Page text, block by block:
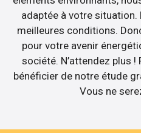
adaptée à votre
meilleures conditions.
pour votre avenir
société. N’attendez plus
bénéficier de notre étude
Vous ne